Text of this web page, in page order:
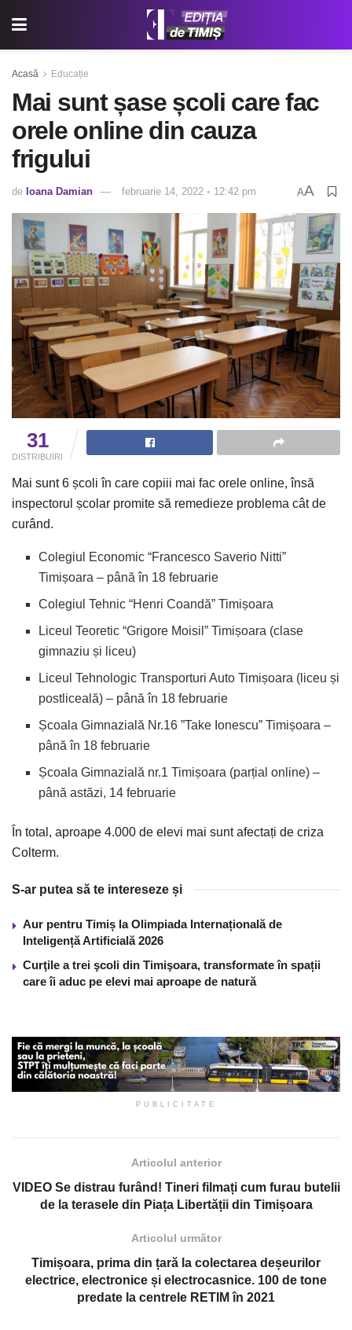
Acasă Educație
Mai sunt șase școli care fac
orele online din cauza
frigului
de Ioana Damian februarie 14, 2022 ◦ 12:42 pm AA
31
DISTRIBUIRI
Mai sunt 6 școli în care copiii mai fac orele online, însă
inspectorul școlar promite să remedieze problema cât de
curând.
Colegiul Economic “Francesco Saverio Nitti”
Timișoara – până în 18 februarie
Colegiul Tehnic “Henri Coandă” Timișoara
Liceul Teoretic “Grigore Moisil” Timișoara (clase
gimnaziu și liceu)
Liceul Tehnologic Transporturi Auto Timișoara (liceu și
postliceală) – până în 18 februarie
Școala Gimnazială Nr.16 ”Take Ionescu” Timișoara –
până în 18 februarie
Școala Gimnazială nr.1 Timișoara (parțial online) –
până astăzi, 14 februarie
În total, aproape 4.000 de elevi mai sunt afectați de criza
Colterm.
S-ar putea să te intereseze și
Aur pentru Timiș la Olimpiada Internațională de
Inteligență Artificială 2026
Curţile a trei şcoli din Timişoara, transformate în spații
care îi aduc pe elevi mai aproape de natură
PUBLICITATE
Articolul anterior
VIDEO Se distrau furând! Tineri filmați cum furau butelii
de la terasele din Piața Libertății din Timișoara
Articolul următor
Timișoara, prima din țară la colectarea deșeurilor
electrice, electronice și electrocasnice. 100 de tone
predate la centrele RETIM în 2021